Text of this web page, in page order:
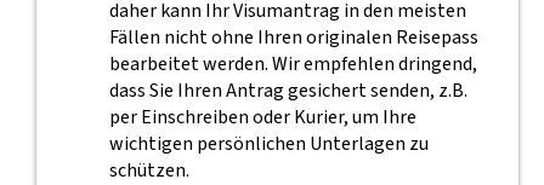
daher kann Ihr Visumantrag in den meisten
Fällen nicht ohne Ihren originalen Reisepass
bearbeitet werden. Wir empfehlen dringend,
dass Sie Ihren Antrag gesichert senden, z.B.
per Einschreiben oder Kurier, um Ihre
wichtigen persönlichen Unterlagen zu
schützen.